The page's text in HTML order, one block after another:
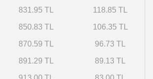
831.95 TL 118.85 TL
850.83 TL 106.35 TL
870.59 TL 96.73 TL
891.29 TL 89.13 TL